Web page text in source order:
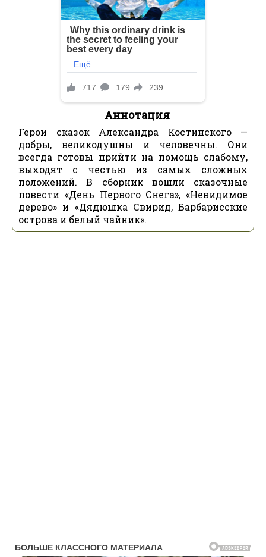
Аннотация
Герои сказок Александра Костинского —
добры, великодушны и человечны. Они
всегда готовы прийти на помощь слабому,
выходят с честью из самых сложных
положений. В сборник вошли сказочные
повести «День Первого Снега», «Невидимое
дерево» и «Дядюшка Свирид, Барбарисские
острова и белый чайник».